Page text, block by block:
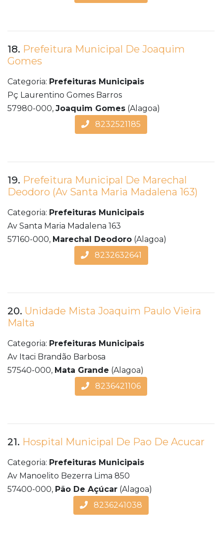
18. Prefeitura Municipal De Joaquim
Gomes
Categoria: Prefeituras Municipais
Pç Laurentino Gomes Barros
57980-000, Joaquim Gomes (Alagoa)
8232521185
19. Prefeitura Municipal De Marechal
Deodoro (Av Santa Maria Madalena 163)
Categoria: Prefeituras Municipais
Av Santa Maria Madalena 163
57160-000, Marechal Deodoro (Alagoa)
8232632641
20. Unidade Mista Joaquim Paulo Vieira
Malta
Categoria: Prefeituras Municipais
Av Itaci Brandão Barbosa
57540-000, Mata Grande (Alagoa)
8236421106
21. Hospital Municipal De Pao De Acucar
Categoria: Prefeituras Municipais
Av Manoelito Bezerra Lima 850
57400-000, Pão De Açúcar (Alagoa)
8236241038